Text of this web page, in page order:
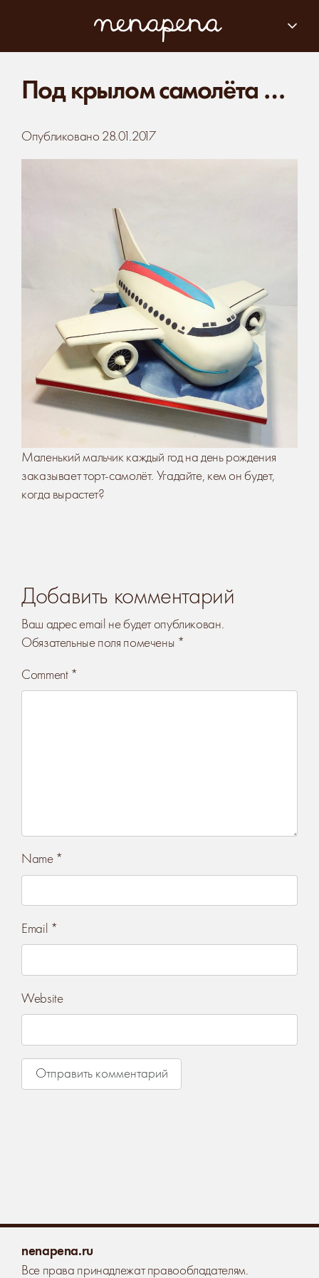
Под крылом самолёта …
Опубликовано 28.01.2017
Маленький мальчик каждый год на день рождения
заказывает торт-самолёт. Угадайте, кем он будет,
когда вырастет?
Добавить комментарий
Ваш адрес email не будет опубликован.
Обязательные поля помечены *
Comment *
Name *
Email *
Website
nenapena.ru
Все права принадлежат правообладателям.